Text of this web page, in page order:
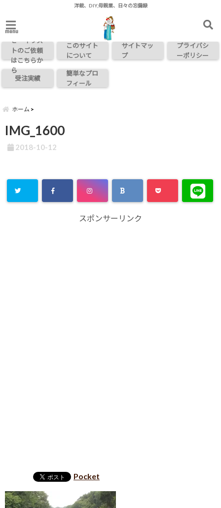
洋裁、DIY,母親業、日々の忘備録
menuお問い合わ
せ・イラス
トのご依頼
はこちらか
ら
このサイト
について
サイトマッ
プ
プライバシ
ーポリシー
受注実績
簡単なプロ
フィール
ホーム
IMG_1600
2018-10-12
スポンサーリンク
Pocket